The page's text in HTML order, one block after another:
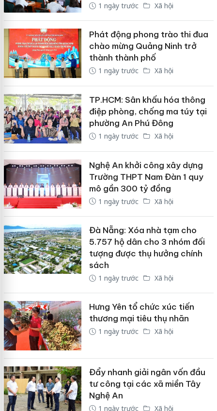
1 ngày trước Xã hội
Phát động phong trào thi đua
chào mừng Quảng Ninh trở
thành thành phố
1 ngày trước Xã hội
TP.HCM: Sân khấu hóa thông
điệp phòng, chống ma túy tại
phường An Phú Đông
1 ngày trước Xã hội
Nghệ An khởi công xây dựng
Trường THPT Nam Đàn 1 quy
mô gần 300 tỷ đồng
1 ngày trước Xã hội
Đà Nẵng: Xóa nhà tạm cho
5.757 hộ dân cho 3 nhóm đối
tượng được thụ hưởng chính
sách
1 ngày trước Xã hội
Hưng Yên tổ chức xúc tiến
thương mại tiêu thụ nhãn
1 ngày trước Xã hội
Đẩy nhanh giải ngân vốn đầu
tư công tại các xã miền Tây
Nghệ An
1 ngày trước Xã hội